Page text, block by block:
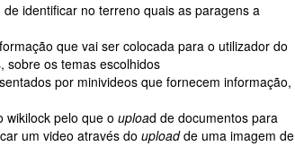
identificar no terreno quais as paragens a
que vai ser colocada para o utilizador do
sobre os temas escolhidos
por minivideos que fornecem informação,
wikilock pelo que o upload de documentos para
um video através douploadde uma imagem de